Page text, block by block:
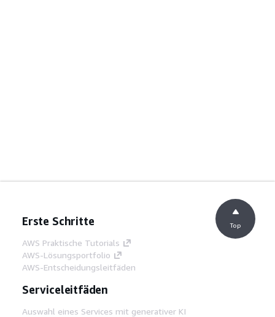
Erste Schritte
AWS Praktische Tutorials
AWS-Lösungsportfolio
AWS-Entscheidungsleitfäden
Serviceleitfäden
Auswahl eines Services mit generativer KI
Top